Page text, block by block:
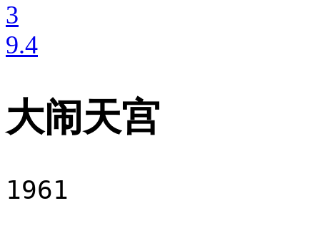
3
9.4
大闹天宫
1961